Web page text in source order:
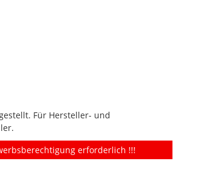
Für Hersteller- und
erforderlich !!!